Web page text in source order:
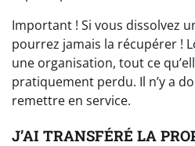
Important ! Si vous dissolvez
pourrez jamais la récupérer !
une organisation, tout ce
pratiquement perdu. Il n’y a
remettre en service.
J’AI TRANSFÉRÉ LA